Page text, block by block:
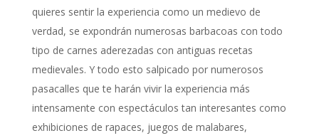
quieres sentir la experiencia como un medievo de
verdad, se expondrán numerosas barbacoas con todo
tipo de carnes aderezadas con antiguas recetas
medievales. Y todo esto salpicado por numerosos
pasacalles que te harán vivir la experiencia más
intensamente con espectáculos tan interesantes como
exhibiciones de rapaces, juegos de malabares,